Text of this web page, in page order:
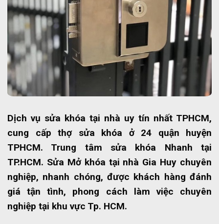
Dịch vụ sửa khóa tại nhà uy tín nhất TPHCM,
cung cấp thợ sửa khóa ở 24 quận huyện
TPHCM. Trung tâm sửa khóa Nhanh tại
TP.HCM. Sửa Mở khóa tại nhà Gia Huy chuyên
nghiệp, nhanh chóng, được khách hàng đánh
giá tận tình, phong cách làm việc chuyên
nghiệp tại khu vực Tp. HCM.